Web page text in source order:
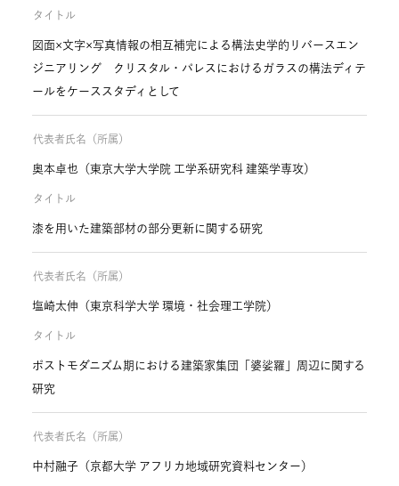
タイトル
図面×文字×写真情報の相互補完による構法史学的リバースエン
ジニアリング クリスタル・パレスにおけるガラスの構法ディテ
ールをケーススタディとして
代表者氏名（所属）
奥本卓也（東京大学大学院 工学系研究科 建築学専攻）
タイトル
漆を用いた建築部材の部分更新に関する研究
代表者氏名（所属）
塩崎太伸（東京科学大学 環境・社会理工学院）
タイトル
ポストモダニズム期における建築家集団「婆娑羅」周辺に関する
研究
代表者氏名（所属）
中村融子（京都大学 アフリカ地域研究資料センター）